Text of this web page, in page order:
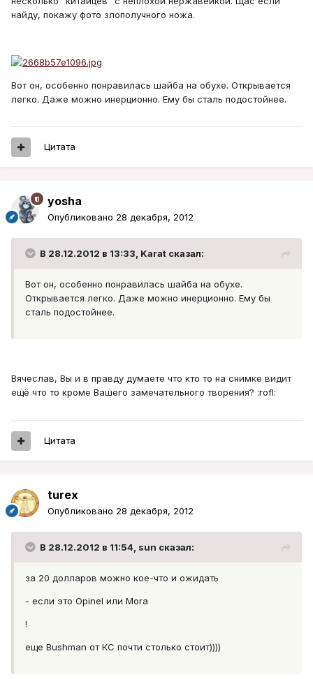
найду, покажу фото злополучного ножа.
Вот он, особенно понравилась шайба на обухе. Открывается
легко. Даже можно инерционно. Ему бы сталь подостойнее.
Цитата
yosha
Опубликовано 28 декабря, 2012
В 28.12.2012 в 13:33, Karat сказал:
Вот он, особенно понравилась шайба на обухе.
Открывается легко. Даже можно инерционно. Ему бы
сталь подостойнее.
Вячеслав, Вы и в правду думаете что кто то на снимке видит
ещё что то кроме Вашего замечательного творения? :rofl:
Цитата
turex
Опубликовано 28 декабря, 2012
В 28.12.2012 в 11:54, sun сказал:
за 20 долларов можно кое-что и ожидать
- если это Opinel или Mora
!
еще Bushman от КС почти столько стоит))))